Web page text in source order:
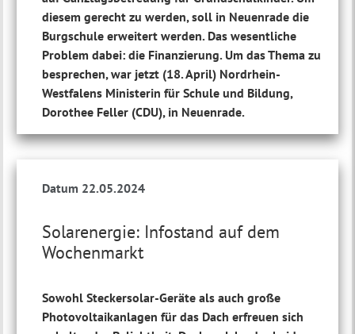
diesem gerecht zu werden, soll in Neuenrade die
Burgschule erweitert werden. Das wesentliche
Problem dabei: die Finanzierung. Um das Thema zu
besprechen, war jetzt (18. April) Nordrhein-
Westfalens Ministerin für Schule und Bildung,
Dorothee Feller (CDU), in Neuenrade.
Solarenergie: Infostand auf dem
Wochenmarkt
Datum 22.05.2024
Sowohl Steckersolar-Geräte als auch große
Photovoltaikanlagen für das Dach erfreuen sich